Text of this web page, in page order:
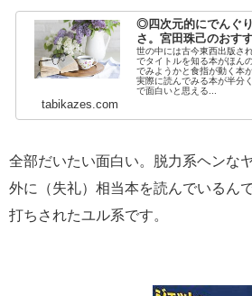
◎四次元的にでんぐ
さ。宮田珠己のおす
世の中には古今東西出版さ
でタイトルを知る本がほん
でみようかと食指が動く本
実際に読んでみる本が半分
で面白いと思える...
tabikazes.com
全部だいたい面白い。脱力系ヘンな
外に（失礼）相当本を読んでいるん
打ちされたユル系です。